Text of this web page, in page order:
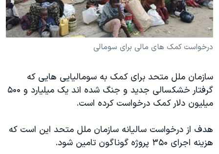
فرهنگ و زندگی
حقوق شهروندی
اقتصادی
اسرائیل در جنگ
گالری عکس
مستندها
انتخابات ریاست جمهوری آمریکا ۲۰۲۴
حمله جمهوری اسلامی به اسرائیل
ورزش زنان در ایران
اعتراضات زن، زندگی، آزادی
تریبونال مردمی آبان ۹۸
دادگاه حمید نوری
دنبال کنید
زبانهای مختلف
درخواست کمک های مالی برای سومالی
سازمان ملل متحد برای کمک به سومالیایی هایی که
گرفتار خشکسالی جدید و جنگ شده اند یک میلیارد و ۵۰۰
میلیون دلار کمک درخواست کرده است.
هدف از درخواست سالیانه سازمان ملل متحد این است که
هزینه اجرای ۳۵۰ پروژه گوناگون تامین شود.